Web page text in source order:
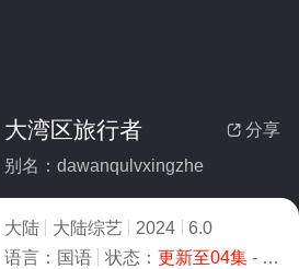
 分享
大湾区旅行者
别名：dawanqulvxingzhe
大陆 大陆综艺 2024
6.0
语言： 国语 状态： 更新至04集- 免费在线观看